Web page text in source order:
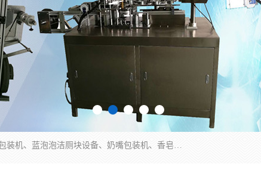
广州盈溢鑫自动化设备有限公司主要产品有茶饼棉纸包装机、蓝泡泡洁厕块设备、奶嘴包装机、香皂保鲜膜包装机、泡壳吸塑包装机、手工皂包装机、百褶机等产品，并根据客户要求生产非标自动化机械及生产线。欢迎广大客户来电咨询！